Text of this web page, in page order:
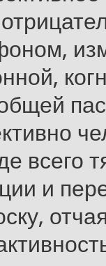
всего
и